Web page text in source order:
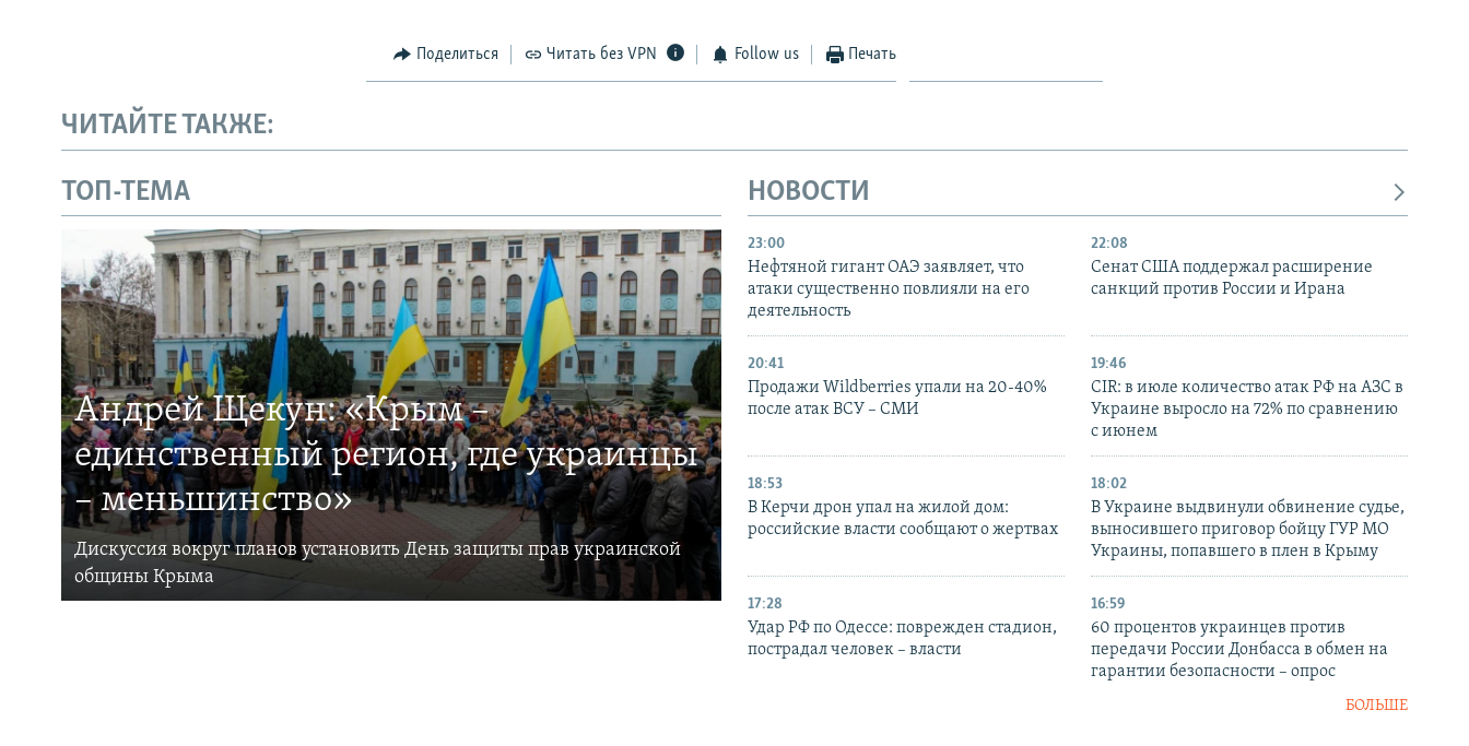
Поделиться Читать без VPN Follow us Печать
ЧИТАЙТЕ ТАКЖЕ:
ТОП-ТЕМА
Андрей Щекун: «Крым –
единственный регион, где украинцы
– меньшинство»
Дискуссия вокруг планов установить День защиты прав украинской
общины Крыма
НОВОСТИ
23:00
Нефтяной гигант ОАЭ заявляет, что
атаки существенно повлияли на его
деятельность
22:08
Сенат США поддержал расширение
санкций против России и Ирана
20:41
Продажи Wildberries упали на 20-40%
после атак ВСУ – СМИ
19:46
CIR: в июле количество атак РФ на АЗС в
Украине выросло на 72% по сравнению
с июнем
18:53
В Керчи дрон упал на жилой дом:
российские власти сообщают о жертвах
18:02
В Украине выдвинули обвинение судье,
выносившего приговор бойцу ГУР МО
Украины, попавшего в плен в Крыму
17:28
Удар РФ по Одессе: поврежден стадион,
пострадал человек – власти
16:59
60 процентов украинцев против
передачи России Донбасса в обмен на
гарантии безопасности – опрос
БОЛЬШЕ